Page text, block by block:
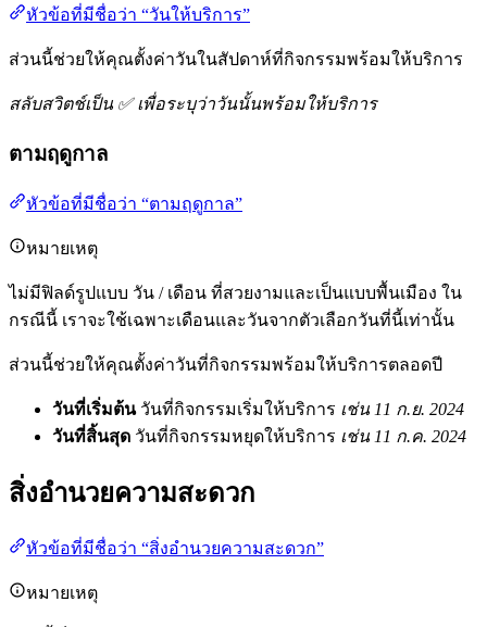
หัวข้อที่มีชื่อว่า “วันให้บริการ”
ส่วนนี้ช่วยให้คุณตั้งค่าวันในสัปดาห์ที่กิจกรรมพร้อมให้บริการ
สลับสวิตช์เป็น ✅ เพื่อระบุว่าวันนั้นพร้อมให้บริการ
ตามฤดูกาล
หัวข้อที่มีชื่อว่า “ตามฤดูกาล”
หมายเหตุ
ไม่มีฟิลด์รูปแบบ วัน / เดือน ที่สวยงามและเป็นแบบพื้นเมือง ใน
กรณีนี้ เราจะใช้เฉพาะเดือนและวันจากตัวเลือกวันที่นี้เท่านั้น
ส่วนนี้ช่วยให้คุณตั้งค่าวันที่กิจกรรมพร้อมให้บริการตลอดปี
วันที่เริ่มต้นวันที่กิจกรรมเริ่มให้บริการ เช่น 11 ก.ย. 2024
วันที่สิ้นสุด วันที่กิจกรรมหยุดให้บริการ เช่น 11 ก.ค. 2024
สิ่งอำนวยความสะดวก
หัวข้อที่มีชื่อว่า “สิ่งอำนวยความสะดวก”
หมายเหตุ